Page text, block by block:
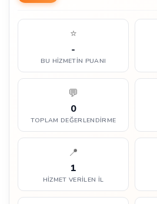
⭐
-
BU HIZMETIN PUANI
💬
0
TOPLAM DEĞERLENDIRME
📍
1
HIZMET VERILEN İL